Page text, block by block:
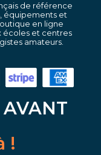
de référence
équipements et
en ligne
écoles et centres
amateurs.
AVANT
!